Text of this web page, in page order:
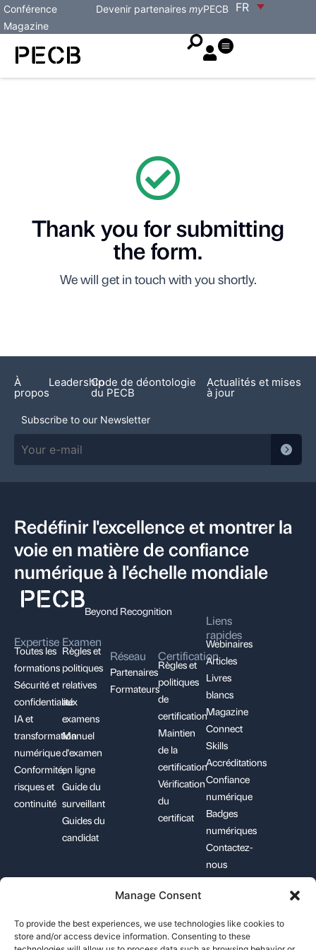
Manage Consent
To provide the best experiences, we use technologies like cookies to
store and/or access device information. Consenting to these
Conférence
Magazine
Devenir partenaires FR
myPECB
Thank you for submitting
the form.
We will get in touch with you shortly.
À
propos
LeadershipCode de déontologie
du PECB
Actualités et mises
à jour
Subscribe to our Newsletter
Redéfinir l'excellence et montrer la
voie en matière de confiance
numérique à l'échelle mondiale
Beyond Recognition
Expertise
Toutes les
formations
Sécurité et
confidentialité
IA et
transformation
numérique
Conformité,
risques et
continuité
Examen
Règles et
politiques
relatives
aux
examens
Manuel
d'examen
en ligne
Guide du
surveillant
Guides du
candidat
Réseau
Partenaires
Formateurs
Certification
Règles et
politiques
de
certification
Maintien
de la
certification
Vérification
du
certificat
Liens
rapides
Webinaires
Articles
Livres
blancs
Magazine
Connect
Skills
Accréditations
Confiance
numérique
Badges
numériques
Contactez-
nous
support@pecb.com